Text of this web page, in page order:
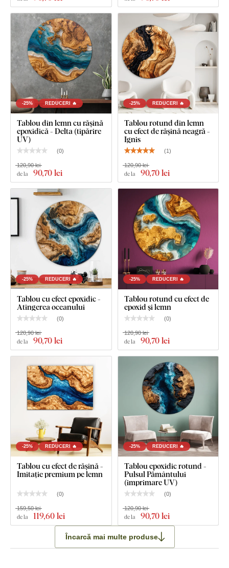
Dimensiunea de 66x66 cm și 90x90 cm: Tabloul are
două cârlige.
Ce este inclus în pachet?
Tablou din lemn - Izvorul apei
Cârlig(e) montat(e) în prealabil pe partea din spate
a tabloului
Instrucțiuni clare pentru montaj
-25% REDUCERI 🔥
Tablou din lemn cu rășină
epoxidică - Delta (tipărire
UV)
(0)
de la 90,70 lei
120,90 lei
-25% REDUCERI 🔥
Tablou rotund din lemn
cu efect de rășină neagră -
Ignis
(1)
de la 90,70 lei
120,90 lei
-25% REDUCERI 🔥
Tablou cu efect epoxidic -
Atingerea oceanului
(0)
de la 90,70 lei
120,90 lei
-25% REDUCERI 🔥
Tablou rotund cu efect de
epoxid și lemn
(0)
de la 90,70 lei
120,90 lei
-25% REDUCERI 🔥
Tablou cu efect de rășină -
Imitație premium pe lemn
(0)
de la 119,60 lei
159,50 lei
-25% REDUCERI 🔥
Tablou epoxidic rotund -
Pulsul Pământului
(imprimare UV)
(0)
de la 90,70 lei
120,90 lei
Încarcă mai multe produse